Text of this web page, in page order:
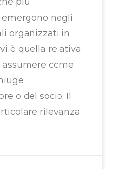
più
negli
organizzati in
è quella relativa
come
o del socio. Il
rilevanza